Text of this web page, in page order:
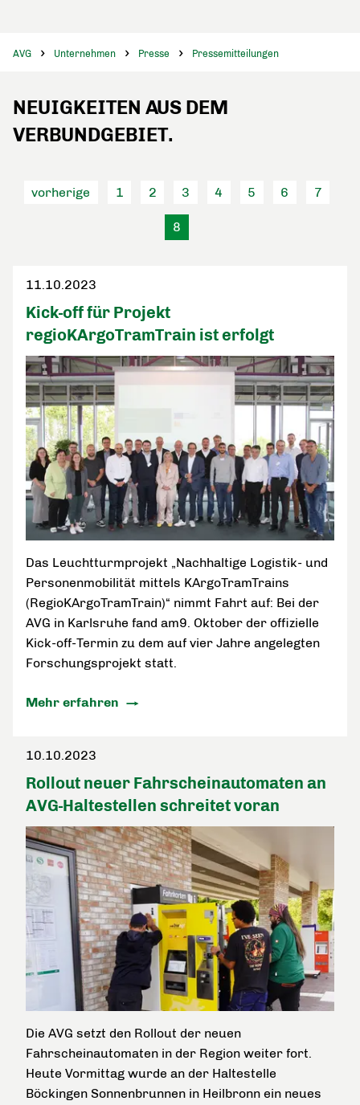
AVG Unternehmen Presse Pressemitteilungen
NEUIGKEITEN AUS DEM
VERBUNDGEBIET.
vorherige 1 2 3 4 5 6 7
8
11.10.2023
Kick-off für Projekt
regioKArgoTramTrain ist erfolgt
Das Leuchtturmprojekt „Nachhaltige Logistik- und
Personenmobilität mittels KArgoTramTrains
(RegioKArgoTramTrain)“ nimmt Fahrt auf: Bei der
AVG in Karlsruhe fand am9. Oktober der offizielle
Kick-off-Termin zu dem auf vier Jahre angelegten
Forschungsprojekt statt.
Mehr erfahren
10.10.2023
Rollout neuer Fahrscheinautomaten an
AVG-Haltestellen schreitet voran
Die AVG setzt den Rollout der neuen
Fahrscheinautomaten in der Region weiter fort.
Heute Vormittag wurde an der Haltestelle
Böckingen Sonnenbrunnen in Heilbronn ein neues